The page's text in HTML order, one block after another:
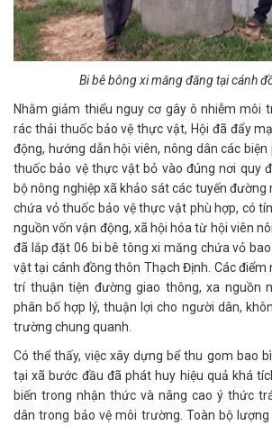
Bi bê bông xi măng đăng tại cánh
Nhằm giảm thiểu nguy cơ gây ô nhiễm môi
rác thải thuốc bảo vệ thực vật, Hội đã đẩy
động, hướng dẫn hội viên, nông dân các
thuốc bảo vệ thực vật bỏ vào đúng nơi quy
bộ nông nghiệp xã khảo sát các tuyến đường
chứa vỏ thuốc bảo vệ thực vật phù hợp, có
nguồn vốn vận động, xã hội hóa từ hội viên
đã lắp đặt 06 bi bê tông xi măng chứa vỏ
vật tại cánh đồng thôn Thạch Định. Các điểm
trí thuận tiện đường giao thông, xa nguồn
phân bố hợp lý, thuận lợi cho người dân,
trường chung quanh.
Có thể thấy, việc xây dựng bể thu gom bao
tại xã bước đầu đã phát huy hiệu quả khá
biến trong nhận thức và nâng cao ý thức
dân trong bảo vệ môi trường. Toàn bộ